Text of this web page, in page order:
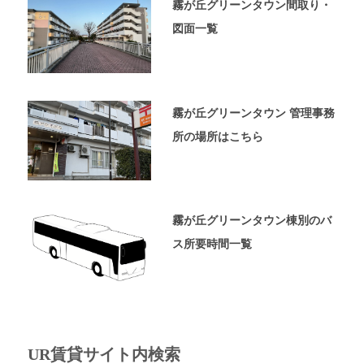
ー
ジ
で
す。
霧が丘グリーンタウン間取り・
図面一覧
霧が丘グリーンタウン 管理事務
所の場所はこちら
霧が丘グリーンタウン棟別のバ
ス所要時間一覧
UR賃貸サイト内検索